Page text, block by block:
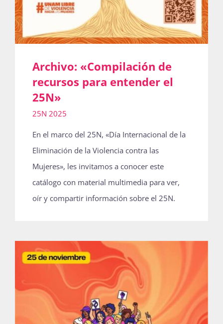
Archivo: «Compilación de
recursos para entender el
25N»
25N 2025
En el marco del 25N, «Día Internacional de la
Eliminación de la Violencia contra las
Mujeres», les invitamos a conocer este
catálogo con material multimedia para ver,
oír y compartir información sobre el 25N.